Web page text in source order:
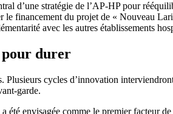
d’une stratégie de l’AP-HP pour
le financement du projet de « Nouveau
avec les autres établissements
pour durer
Plusieurs cycles d’innovation
garde.
été envisagée comme le premier facteur